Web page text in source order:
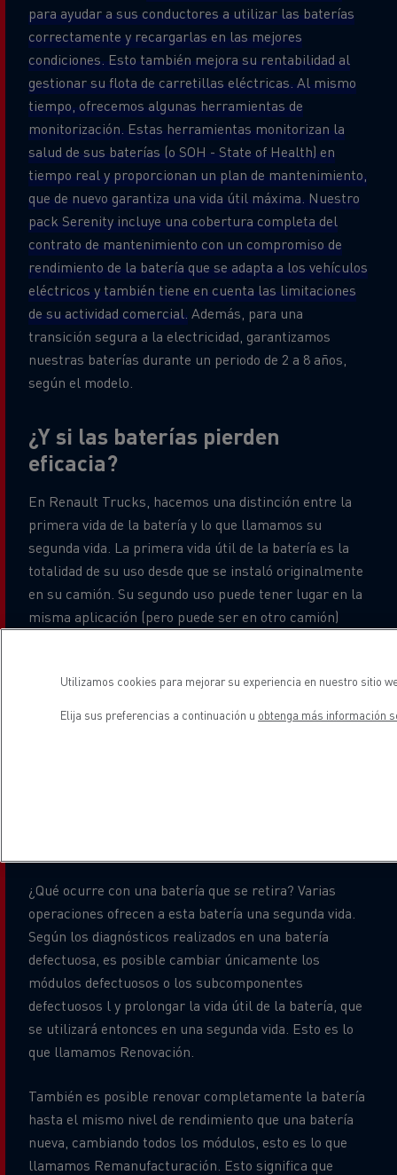
para ayudar a sus conductores a utilizar las baterías
correctamente y recargarlas en las mejores
condiciones. Esto también mejora su rentabilidad al
gestionar su flota de carretillas eléctricas. Al mismo
tiempo, ofrecemos algunas herramientas de
monitorización. Estas herramientas monitorizan la
salud de sus baterías (o SOH - State of Health) en
tiempo real y proporcionan un plan de mantenimiento,
que de nuevo garantiza una vida útil máxima. Nuestro
pack Serenity incluye una cobertura completa del
contrato de mantenimiento con un compromiso de
rendimiento de la batería que se adapta a los vehículos
eléctricos y también tiene en cuenta las limitaciones
de su actividad comercial. Además, para una
transición segura a la electricidad, garantizamos
nuestras baterías durante un periodo de 2 a 8 años,
según el modelo.
¿Y si las baterías pierden
eficacia?
En Renault Trucks, hacemos una distinción entre la
primera vida de la batería y lo que llamamos su
segunda vida. La primera vida útil de la batería es la
totalidad de su uso desde que se instaló originalmente
en su camión. Su segundo uso puede tener lugar en la
misma aplicación (pero puede ser en otro camión)
Cuando el rendimiento de la batería ya no satisface
¿Qué ocurre con una batería que se retira? Varias
operaciones ofrecen a esta batería una segunda vida.
Según los diagnósticos realizados en una batería
defectuosa, es posible cambiar únicamente los
módulos defectuosos o los subcomponentes
defectuosos l y prolongar la vida útil de la batería, que
se utilizará entonces en una segunda vida. Esto es lo
que llamamos Renovación.
También es posible renovar completamente la batería
hasta el mismo nivel de rendimiento que una batería
nueva, cambiando todos los módulos, esto es lo que
llamamos Remanufacturación. Esto significa que
Utilizamos cookies para mejorar su experiencia en nuestro sitio
Elija sus preferencias a continuación u obtenga más información